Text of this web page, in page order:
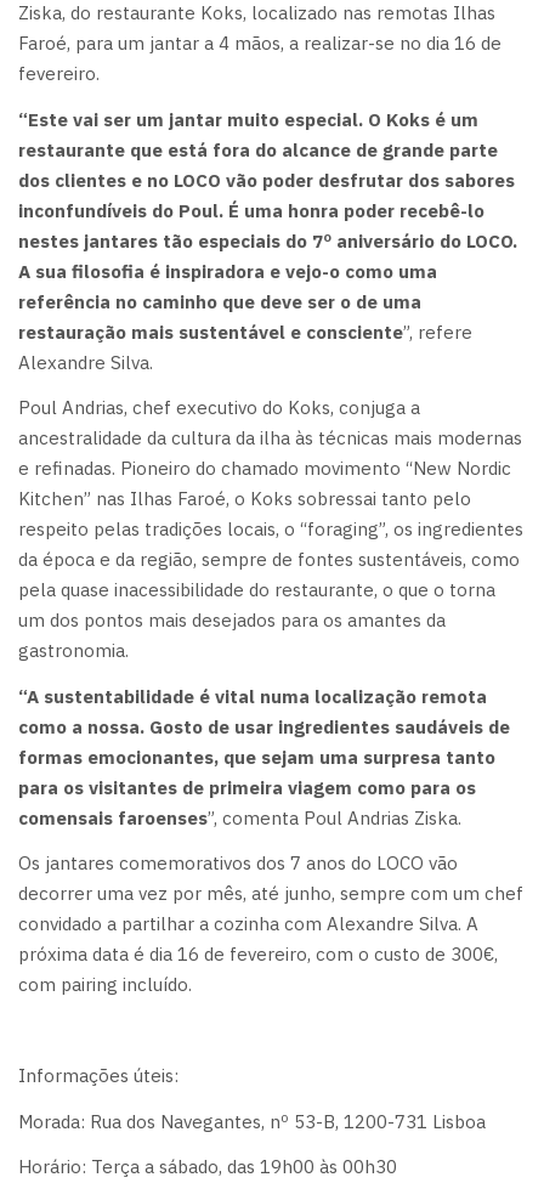
Ziska, do restaurante Koks, localizado nas remotas Ilhas
Faroé, para um jantar a 4 mãos, a realizar-se no dia 16 de
fevereiro.
“Este vai ser um jantar muito especial. O Koks é um
restaurante que está fora do alcance de grande parte
dos clientes e no LOCO vão poder desfrutar dos sabores
inconfundíveis do Poul. É uma honra poder recebê-lo
nestes jantares tão especiais do 7º aniversário do LOCO.
A sua filosofia é inspiradora e vejo-o como uma
referência no caminho que deve ser o de uma
restauração mais sustentável e consciente”, refere
Alexandre Silva.
Poul Andrias, chef executivo do Koks, conjuga a
ancestralidade da cultura da ilha às técnicas mais modernas
e refinadas. Pioneiro do chamado movimento “New Nordic
Kitchen” nas Ilhas Faroé, o Koks sobressai tanto pelo
respeito pelas tradições locais, o “foraging”, os ingredientes
da época e da região, sempre de fontes sustentáveis, como
pela quase inacessibilidade do restaurante, o que o torna
um dos pontos mais desejados para os amantes da
gastronomia.
“A sustentabilidade é vital numa localização remota
como a nossa. Gosto de usar ingredientes saudáveis de
formas emocionantes, que sejam uma surpresa tanto
para os visitantes de primeira viagem como para os
comensais faroenses”, comenta Poul Andrias Ziska.
Os jantares comemorativos dos 7 anos do LOCO vão
decorrer uma vez por mês, até junho, sempre com um chef
convidado a partilhar a cozinha com Alexandre Silva. A
próxima data é dia 16 de fevereiro, com o custo de 300€,
com pairing incluído.
Informações úteis:
Morada: Rua dos Navegantes, nº 53-B, 1200-731 Lisboa
Horário: Terça a sábado, das 19h00 às 00h30